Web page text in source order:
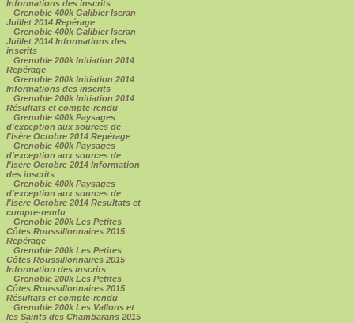
Informations des inscrits
Grenoble 400k Galibier Iseran
Juillet 2014 Repérage
Grenoble 400k Galibier Iseran
Juillet 2014 Informations des
inscrits
Grenoble 200k Initiation 2014
Repérage
Grenoble 200k Initiation 2014
Informations des inscrits
Grenoble 200k Initiation 2014
Résultats et compte-rendu
Grenoble 400k Paysages
d'exception aux sources de
l'Isère Octobre 2014 Repérage
Grenoble 400k Paysages
d'exception aux sources de
l'Isère Octobre 2014 Information
des inscrits
Grenoble 400k Paysages
d'exception aux sources de
l'Isère Octobre 2014 Résultats et
compte-rendu
Grenoble 200k Les Petites
Côtes Roussillonnaires 2015
Repérage
Grenoble 200k Les Petites
Côtes Roussillonnaires 2015
Information des inscrits
Grenoble 200k Les Petites
Côtes Roussillonnaires 2015
Résultats et compte-rendu
Grenoble 200k Les Vallons et
les Saints des Chambarans 2015